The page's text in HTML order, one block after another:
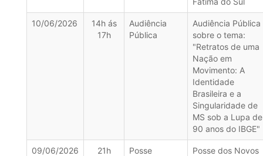
10/06/2026
14h ás
17h
Audiência
Pública
Audiência Pública
sobre o tema:
"Retratos de uma
Nação em
Movimento: A
Identidade
Brasileira e a
Singularidade de
MS sob a Lupa de
90 anos do IBGE"
09/06/2026 21h Posse
Posse dos Novos